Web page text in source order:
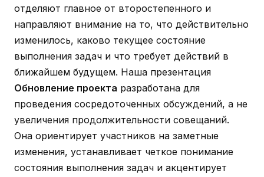
отделяют главное от второстепенного и
направляют внимание на то, что действительно
изменилось, каково текущее состояние
выполнения задач и что требует действий в
ближайшем будущем. Наша презентация
Обновление проекта разработана для
проведения сосредоточенных обсуждений, а не
увеличения продолжительности совещаний.
Она ориентирует участников на заметные
изменения, устанавливает четкое понимание
состояния выполнения задач и акцентирует